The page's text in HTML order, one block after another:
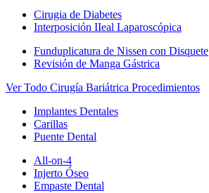
Cirugia de Diabetes
Interposición IIeal Laparoscópica
Funduplicatura de Nissen con Disquete
Revisión de Manga Gástrica
Ver Todo Cirugía Bariátrica Procedimientos
Implantes Dentales
Carillas
Puente Dental
All-on-4
Injerto Óseo
Empaste Dental